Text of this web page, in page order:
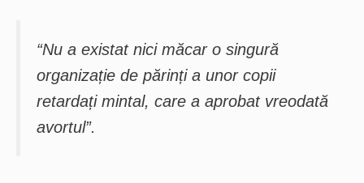
“Nu a existat nici măcar o singură
organizație de părinți a unor copii
retardați mintal, care a aprobat vreodată
avortul”.